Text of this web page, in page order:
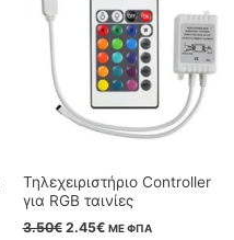
Τηλεχειριστήριο Controller
για RGB ταινίες
3.50€ Original
2.45€ΗΜΕ ΦΠΑ